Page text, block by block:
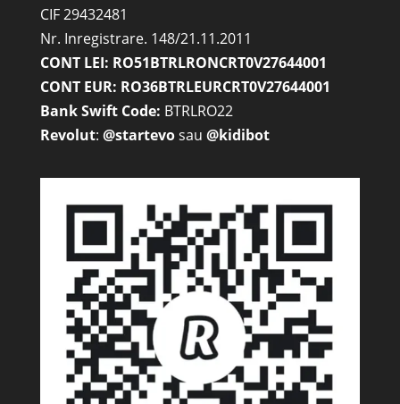
CIF 29432481
Nr. Inregistrare. 148/21.11.2011
CONT LEI: RO51BTRLRONCRT0V27644001
CONT EUR: RO36BTRLEURCRT0V27644001
Bank Swift Code: BTRLRO22
Revolut: @startevosau @kidibot